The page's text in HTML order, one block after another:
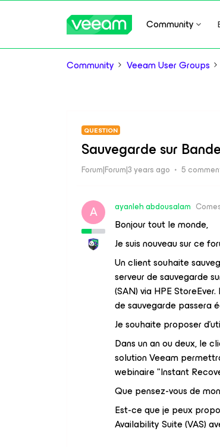
Community
Community Veeam User Groups
QUESTION
Sauvegarde sur
Forum|Forum|3 years ago 5
A ayanleh abdousalam
Bonjour tout le monde,
Je suis nouveau sur ce
Un client souhaite
serveur de sauvegarde
(SAN) via HPE
de sauvegarde passera
Je souhaite proposer
Dans un an ou deux, le
solution Veeam
webinaire "Instant
Que pensez-vous de
Est-ce que je peux
Availability Suite (VAS)